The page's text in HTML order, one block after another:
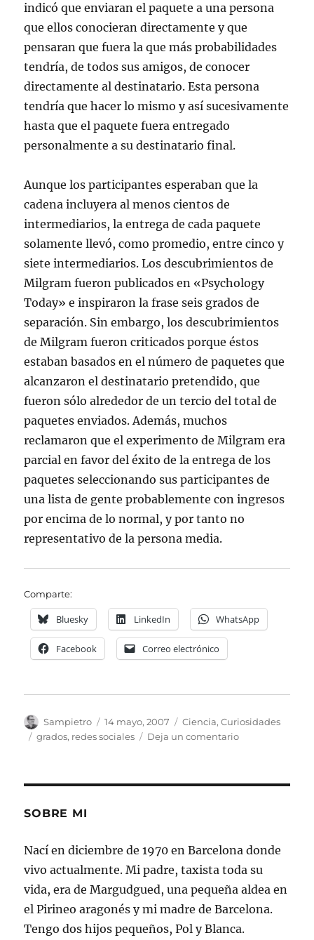
indicó que enviaran el paquete a una persona
que ellos conocieran directamente y que
pensaran que fuera la que más probabilidades
tendría, de todos sus amigos, de conocer
directamente al destinatario. Esta persona
tendría que hacer lo mismo y así sucesivamente
hasta que el paquete fuera entregado
personalmente a su destinatario final.
Aunque los participantes esperaban que la
cadena incluyera al menos cientos de
intermediarios, la entrega de cada paquete
solamente llevó, como promedio, entre cinco y
siete intermediarios. Los descubrimientos de
Milgram fueron publicados en «Psychology
Today» e inspiraron la frase seis grados de
separación. Sin embargo, los descubrimientos
de Milgram fueron criticados porque éstos
estaban basados en el número de paquetes que
alcanzaron el destinatario pretendido, que
fueron sólo alrededor de un tercio del total de
paquetes enviados. Además, muchos
reclamaron que el experimento de Milgram era
parcial en favor del éxito de la entrega de los
paquetes seleccionando sus participantes de
una lista de gente probablemente con ingresos
por encima de lo normal, y por tanto no
representativo de la persona media.
Comparte:
Bluesky LinkedIn WhatsApp
Facebook Correo electrónico
Autor
Sampietro
Publicado
el
14 mayo, 2007 Categorías
Ciencia,Curiosidades
Etiquetas
grados, redes sociales Deja un comentarioen
SOBRE MI
Nací en diciembre de 1970 en Barcelona donde
vivo actualmente. Mi padre, taxista toda su
vida, era de Margudgued, una pequeña aldea en
el Pirineo aragonés y mi madre de Barcelona.
Tengo dos hijos pequeños, Pol y Blanca.